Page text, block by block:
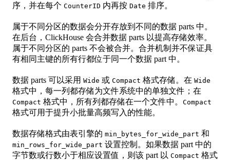
序，并在每个 CounterID 内再按 Date 排序。
属于不同分区的数据会分开存放到不同的数据 parts 中。
在后台，ClickHouse 会合并数据 parts 以提高存储效率。
属于不同分区的 parts 不会被合并。合并机制并不保证具
有相同主键的所有行都位于同一个数据 part 中。
数据 parts 可以采用 Wide 或 Compact 格式存储。在 Wide
格式中，每一列都存储为文件系统中的单独文件；在
Compact 格式中，所有列都存储在一个文件中。 Compact
格式可用于提升小批量高频写入的性能。
数据存储格式由表引擎的 min_bytes_for_wide_part 和
min_rows_for_wide_part 设置控制。如果数据 part 中的
字节数或行数小于相应设置值，则该 part 以 Compact 格式